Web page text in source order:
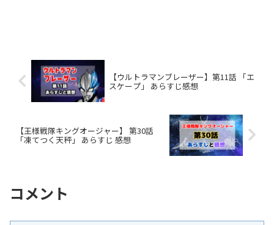
【ウルトラマンブレーザー】第11話 「エ
スケープ」 あらすじ感想
【王様戦隊キングオージャー】 第30話
「凍てつく天秤」 あらすじ 感想
コメント